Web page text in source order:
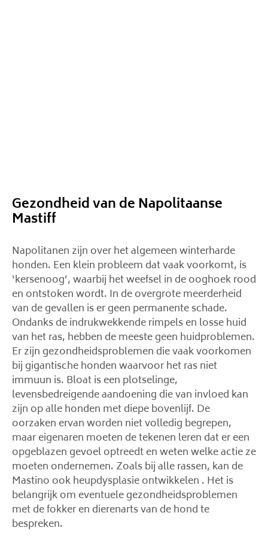
Gezondheid van de Napolitaanse
Mastiff
Napolitanen zijn over het algemeen winterharde
honden. Een klein probleem dat vaak voorkomt, is
‘kersenoog’, waarbij het weefsel in de ooghoek rood
en ontstoken wordt. In de overgrote meerderheid
van de gevallen is er geen permanente schade.
Ondanks de indrukwekkende rimpels en losse huid
van het ras, hebben de meeste geen huidproblemen.
Er zijn gezondheidsproblemen die vaak voorkomen
bij gigantische honden waarvoor het ras niet
immuun is. Bloat is een plotselinge,
levensbedreigende aandoening die van invloed kan
zijn op alle honden met diepe bovenlijf. De
oorzaken ervan worden niet volledig begrepen,
maar eigenaren moeten de tekenen leren dat er een
opgeblazen gevoel optreedt en weten welke actie ze
moeten ondernemen. Zoals bij alle rassen, kan de
Mastino ook heupdysplasie ontwikkelen . Het is
belangrijk om eventuele gezondheidsproblemen
met de fokker en dierenarts van de hond te
bespreken.